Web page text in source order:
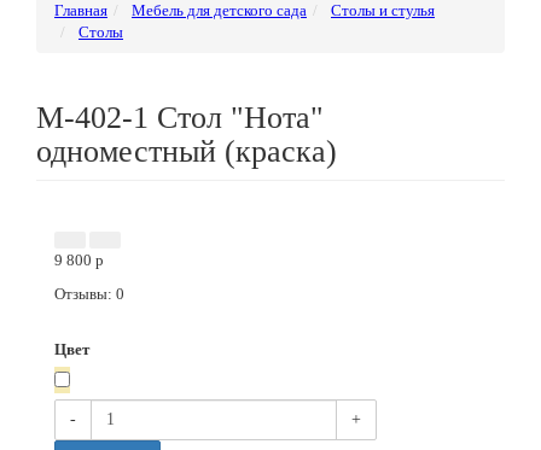
Главная Мебель для детского сада
Столы и стулья
Столы
М-402-1 Стол "Нота"
одноместный (краска)
9 800 p
Отзывы: 0
Цвет
- +